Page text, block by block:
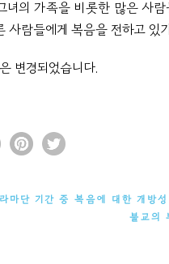
녀의 가족을 비롯한 많은 사
사람들에게 복음을 전하고 있
변경되었습니다.
마단 기간 중 복음에 대한 개방성
불교의